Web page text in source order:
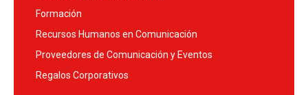
Formación
Recursos Humanos en Comunicación
Proveedores de Comunicación y Eventos
Regalos Corporativos